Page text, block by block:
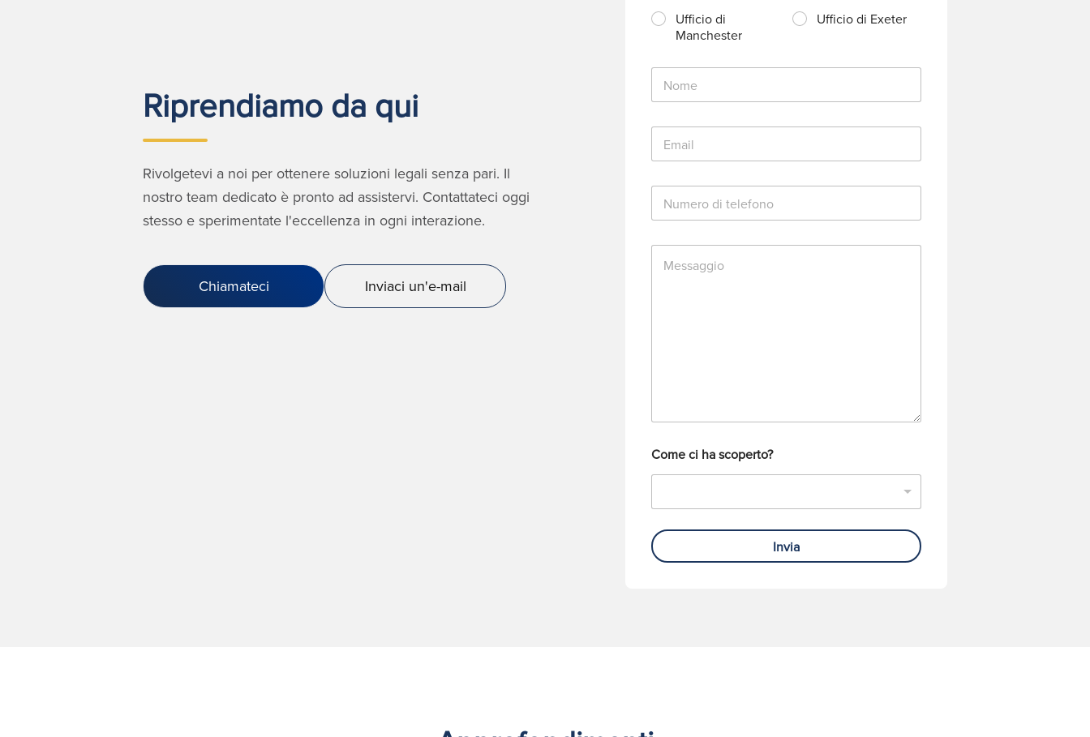
Riprendiamo da qui
Rivolgetevi a noi per ottenere soluzioni legali senza pari. Il
nostro team dedicato è pronto ad assistervi. Contattateci oggi
stesso e sperimentate l'eccellenza in ogni interazione.
Chiamateci Inviaci un'e-mail
Ufficio di
Manchester
Ufficio di Exeter
N
m
E
a
N
m
o
M
Come ci ha scoperto?
Invia